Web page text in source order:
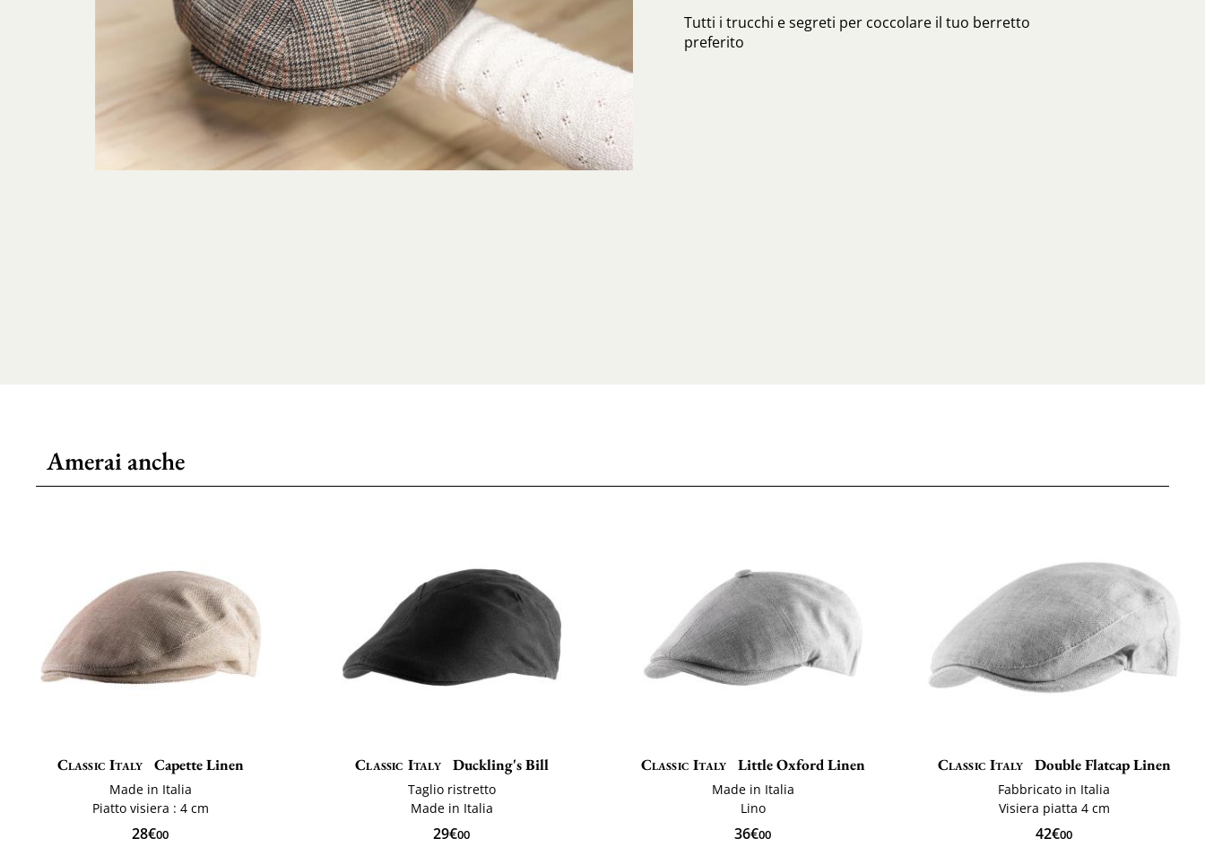
Tutti i trucchi e segreti per coccolare il tuo berretto
preferito
Amerai anche
Classic Italy Capette Linen
Made in Italia
Piatto visiera : 4 cm
28€00
Classic Italy Duckling's Bill
Taglio ristretto
Made in Italia
29€00
Classic Italy Little Oxford Linen
Made in Italia
Lino
36€00
Classic Italy Double Flatcap Linen
Fabbricato in Italia
Visiera piatta 4 cm
42€00